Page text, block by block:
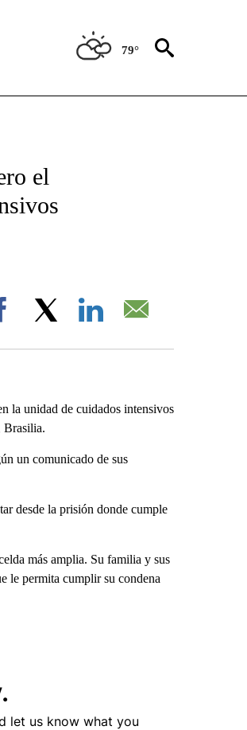
79°
ON "CNN - SPANISH".
el
Facebook
la unidad de cuidados intensivos
Brasilia.
un comunicado de sus
desde la prisión donde cumple
más amplia. Su familia y sus
le permita cumplir su condena
let us know what you